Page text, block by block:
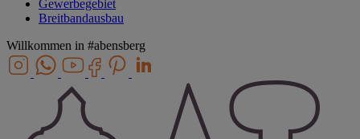
Gewerbegebiet
Breitbandausbau
Willkommen in #abensberg